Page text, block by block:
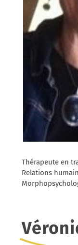
Thérapeute en
Relations